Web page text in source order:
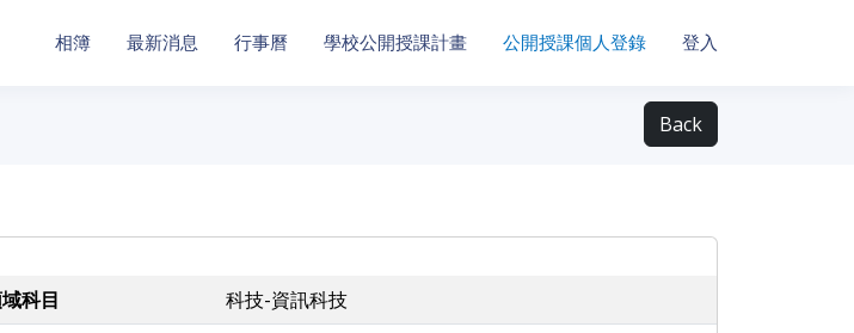
相簿 最新消息 行事曆 學校公開授課計畫 公開授課個人登錄 登入
Back
科目
科技-資訊科技